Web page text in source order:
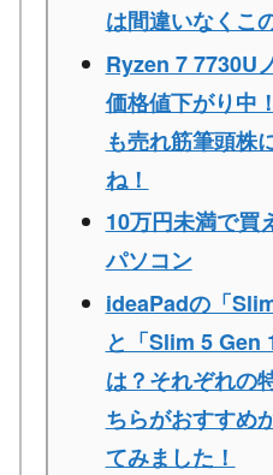
は間違いなくこ
Ryzen 7 7730U
価格値下がり中
も売れ筋筆頭株
ね！
10万円未満で買
パソコン
ideaPadの「
と「Slim 5 Gen
は？それぞれの
ちらがおすすめ
てみました！